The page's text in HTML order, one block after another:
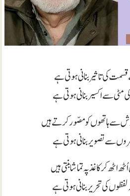
کی تاثیر بنانی ہوتی ہے
سے اکسیر بنانی ہوتی ہے
سے ہاتھوں کو مصّور کرتے ہیں
سے تصویر بنانی ہوتی ہے
اٹھ کر کاغذ پہ تماشا بنتی ہیں
کی تحریر بنانی ہوتی ہے